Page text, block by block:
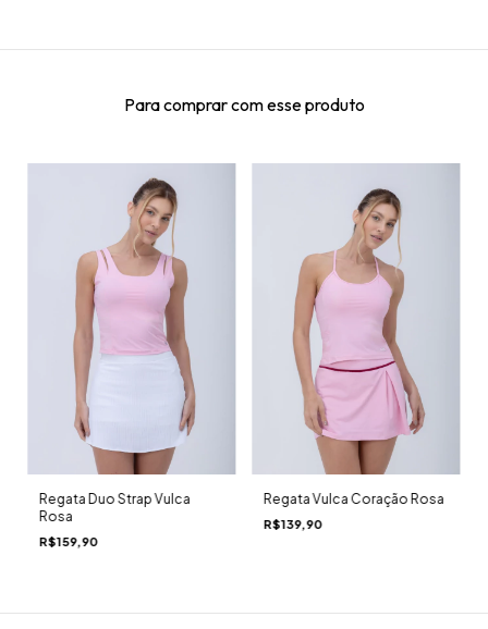
Para comprar com esse produto
Regata Duo Strap Vulca
Rosa
R$159,90
Regata Vulca Coração Rosa
R$139,90